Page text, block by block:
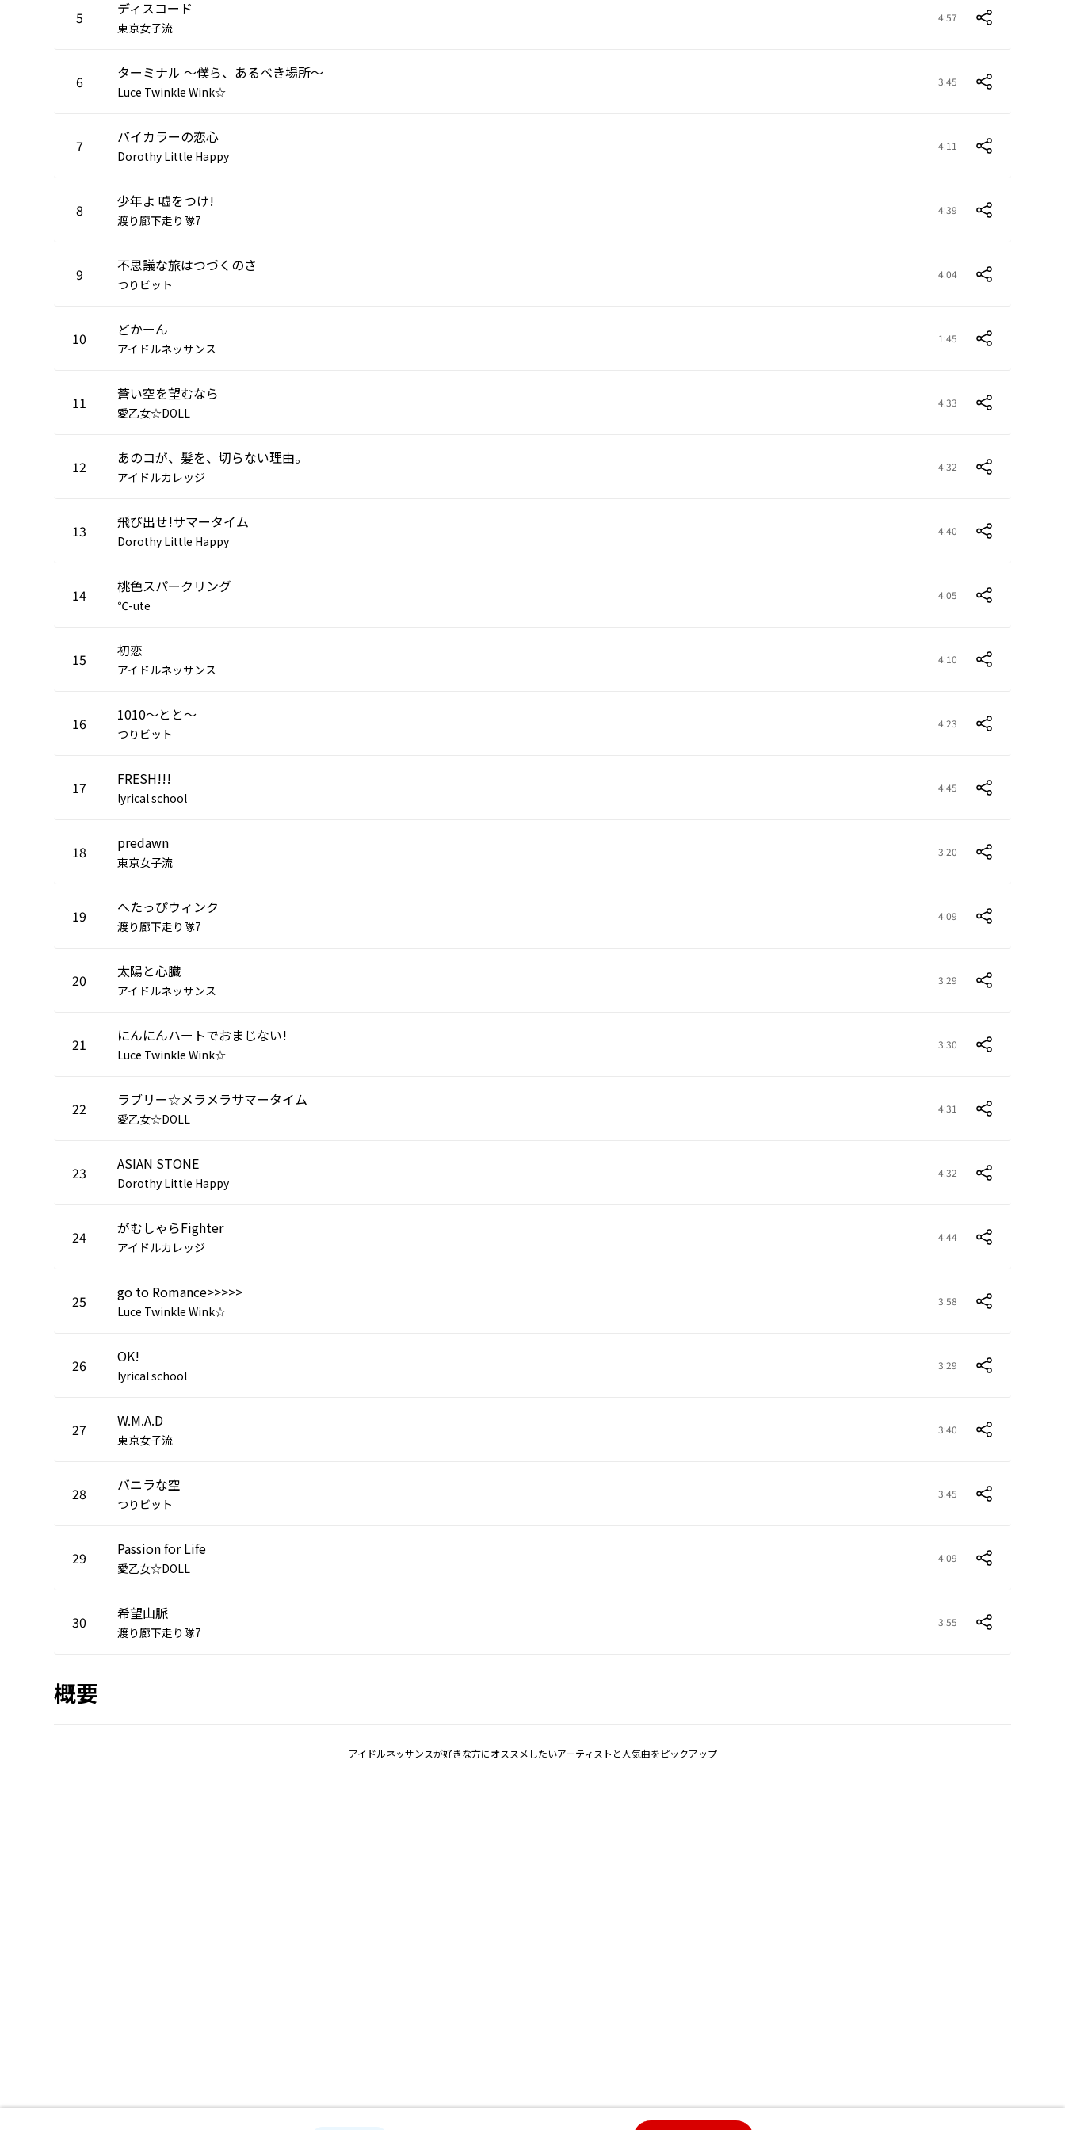
5 ディスコード
東京女子流
4:57
6 ターミナル ～僕ら、あるべき場所～
Luce Twinkle Wink☆
3:45
7 バイカラーの恋心
Dorothy Little Happy
4:11
8 少年よ 嘘をつけ!
渡り廊下走り隊7
4:39
9 不思議な旅はつづくのさ
つりビット
4:04
10 どかーん
アイドルネッサンス
1:45
11 蒼い空を望むなら
愛乙女☆DOLL
4:33
12 あのコが、髪を、切らない理由。
アイドルカレッジ
4:32
13 飛び出せ!サマータイム
Dorothy Little Happy
4:40
14 桃色スパークリング
℃-ute
4:05
15 初恋
アイドルネッサンス
4:10
16 1010～とと～
つりビット
4:23
17 FRESH!!!
lyrical school
4:45
18 predawn
東京女子流
3:20
19 へたっぴウィンク
渡り廊下走り隊7
4:09
20 太陽と心臓
アイドルネッサンス
3:29
21 にんにんハートでおまじない!
Luce Twinkle Wink☆
3:30
22 ラブリー☆メラメラサマータイム
愛乙女☆DOLL
4:31
23 ASIAN STONE
Dorothy Little Happy
4:32
24 がむしゃらFighter
アイドルカレッジ
4:44
25 go to Romance>>>>>
Luce Twinkle Wink☆
3:58
26 OK!
lyrical school
3:29
27 W.M.A.D
東京女子流
3:40
28 バニラな空
つりビット
3:45
29 Passion for Life
愛乙女☆DOLL
4:09
30 希望山脈
渡り廊下走り隊7
3:55
概要
アイドルネッサンスが好きな方にオススメしたいアーティストと人気曲をピックアップ